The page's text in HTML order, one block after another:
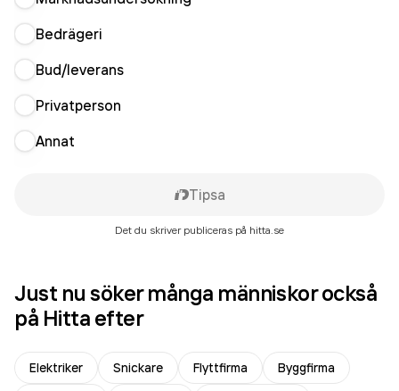
Bedrägeri
Bud/leverans
Privatperson
Annat
Tipsa
Det du skriver publiceras på hitta.se
Just nu söker många människor också
på Hitta efter
Elektriker Snickare Flyttfirma
Byggfirma